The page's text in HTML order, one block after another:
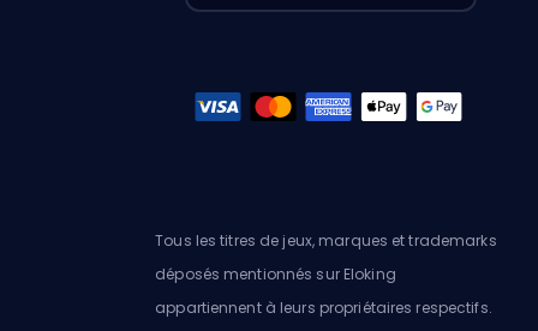
Tous les titres de jeux, marques et trademarks
déposés mentionnés sur Eloking
appartiennent à leurs propriétaires respectifs.